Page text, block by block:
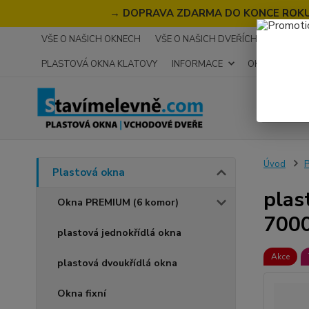
→ DOPRAVA ZDARMA DO KONCE
VŠE O NAŠICH OKNECH VŠE O NAŠICH DVEŘÍCH
PLASTOVÁ OKNA KLATOVY
INFORMACE OKNA NA
Plastová okna
Okna PREMIUM (6 komor)
plastová jednokřídlá okna
plastová dvoukřídlá okna
Okna fixní
Úvod
Akce